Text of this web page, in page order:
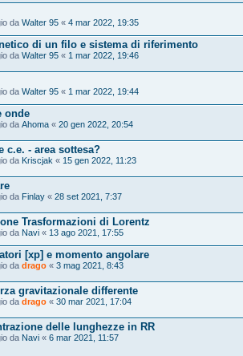
da Walter 95 « 4 mar 2022, 19:35
di un filo e sistema di riferimento
da Walter 95 « 1 mar 2022, 19:46
da Walter 95 « 1 mar 2022, 19:44
onde
da Ahoma « 20 gen 2022, 20:54
c.e. - area sottesa?
da Kriscjak « 15 gen 2022, 11:23
da Finlay « 28 set 2021, 7:37
Trasformazioni di Lorentz
da Navi « 13 ago 2021, 17:55
[xp] e momento angolare
da drago « 3 mag 2021, 8:43
gravitazionale differente
da drago « 30 mar 2021, 17:04
delle lunghezze in RR
da Navi « 6 mar 2021, 11:57